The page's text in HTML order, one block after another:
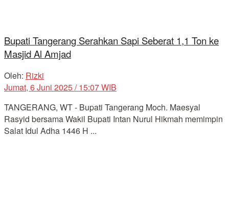
Bupati Tangerang Serahkan Sapi Seberat 1,1 Ton ke
Masjid Al Amjad
Oleh: Rizki
Jumat, 6 Juni 2025 / 15:07 WIB
TANGERANG, WT - Bupati Tangerang Moch. Maesyal
Rasyid bersama Wakil Bupati Intan Nurul Hikmah memimpin
Salat Idul Adha 1446 H ...